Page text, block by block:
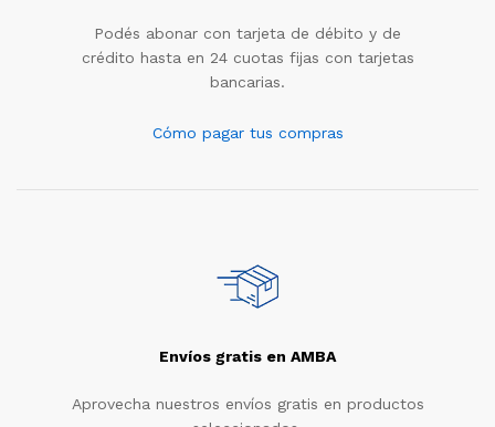
Podés abonar con tarjeta de débito y de
crédito hasta en 24 cuotas fijas con tarjetas
bancarias.
Cómo pagar tus compras
Envíos gratis en AMBA
Aprovecha nuestros envíos gratis en productos